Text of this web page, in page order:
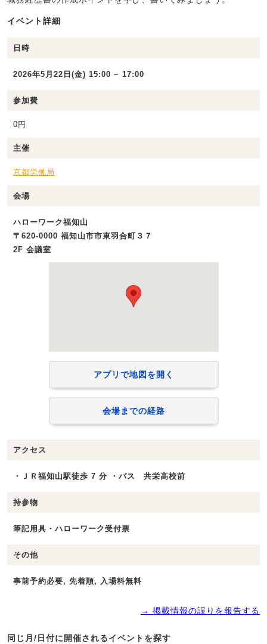
イベント詳細
日時
2026年5月22日(金) 15:00 ~ 17:00
参加費
0円
主催
京都労働局
会場
ハローワーク福知山
〒620-0000 福知山市市東羽合町３７
2F 会議室
アプリで地図を開く
会場までの経路
アクセス
・ＪＲ福知山駅徒歩 7 分 ・バス 共栄高校前
持参物
筆記用具・ハローワーク受付票
その他
事前予約必要, 先着順, 入場料無料
→ 掲載情報の誤りを報告する
同じ月/日付に開催されるイベントを探す